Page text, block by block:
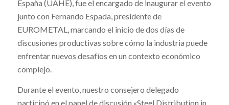
España (UAHE), fue el encargado de inaugurar el evento
junto con Fernando Espada, presidente de
EUROMETAL, marcando el inicio de dos días de
discusiones productivas sobre cómo la industria puede
enfrentar nuevos desafíos en un contexto económico
complejo.
Durante el evento, nuestro consejero delegado
participó en el panel de discusión «Steel Distribution in